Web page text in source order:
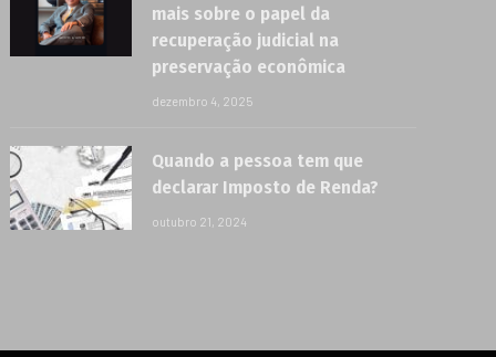
mais sobre o papel da
recuperação judicial na
preservação econômica
dezembro 4, 2025
Quando a pessoa tem que
declarar Imposto de Renda?
outubro 21, 2024